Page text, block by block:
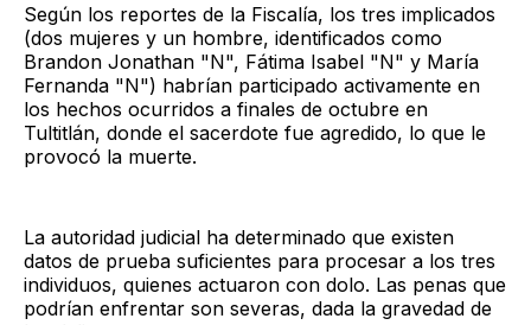
Según los reportes de la Fiscalía, los tres implicados
(dos mujeres y un hombre, identificados como
Brandon Jonathan "N", Fátima Isabel "N" y María
Fernanda "N") habrían participado activamente en
los hechos ocurridos a finales de octubre en
Tultitlán, donde el sacerdote fue agredido, lo que le
provocó la muerte.
La autoridad judicial ha determinado que existen
datos de prueba suficientes para procesar a los tres
individuos, quienes actuaron con dolo. Las penas que
podrían enfrentar son severas, dada la gravedad de